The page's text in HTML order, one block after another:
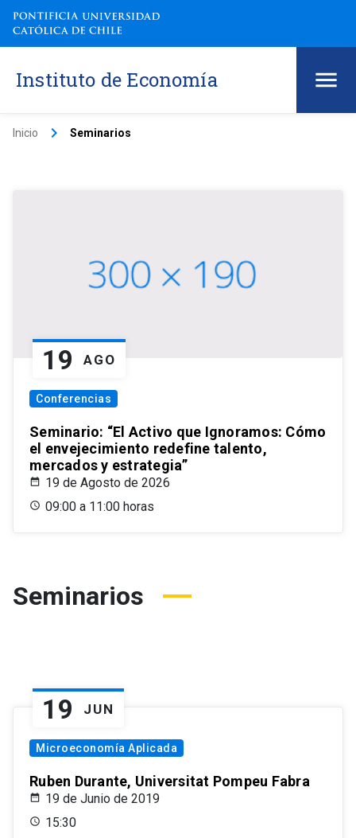
Instituto de Economía
Inicio keyboard_arrow_right Seminarios
19 AGO
Conferencias
Seminario: “El Activo que Ignoramos: Cómo
el envejecimiento redefine talento,
mercados y estrategia”
19 de Agosto de 2026
09:00 a 11:00 horas
Seminarios
19 JUN
Microeconomía Aplicada
Ruben Durante, Universitat Pompeu Fabra
19 de Junio de 2019
15:30